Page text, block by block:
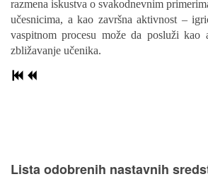
razmena iskustva o svakodnevnim
učesnicima, a kao završna aktivnost –
vaspitnom procesu može da posluži kao
zbližavanje učenika.
Lista odobrenih nastavnih